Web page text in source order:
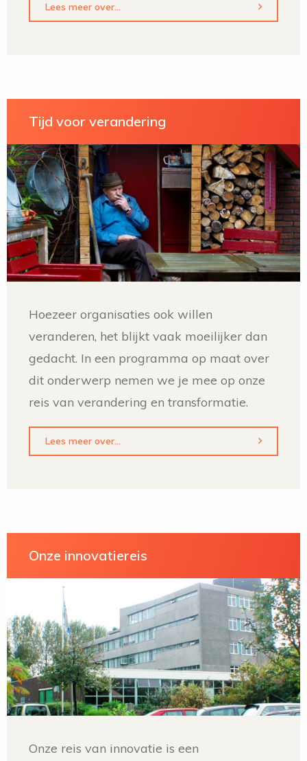
Lees meer over...
Tijd voor verandering
Hoezeer organisaties ook willen
veranderen, het blijkt vaak moeilijker dan
gedacht. In een programma op maat over
dit onderwerp nemen we je mee op onze
reis van verandering en transformatie.
Lees meer over...
Onze innovatiereis
Onze reis van innovatie is een